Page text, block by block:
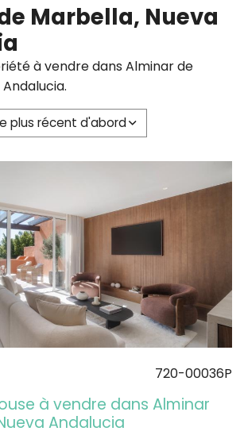
Marbella, Nueva
à vendre dans Alminar de
plus récent d'abord
720-00036P
à vendre dans Alminar
Andalucia